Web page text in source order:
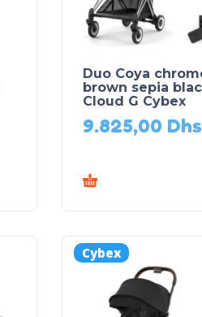
Duo Coya
brown sepia
Cloud G Cybex
9.825,00 Dhs
Cybex